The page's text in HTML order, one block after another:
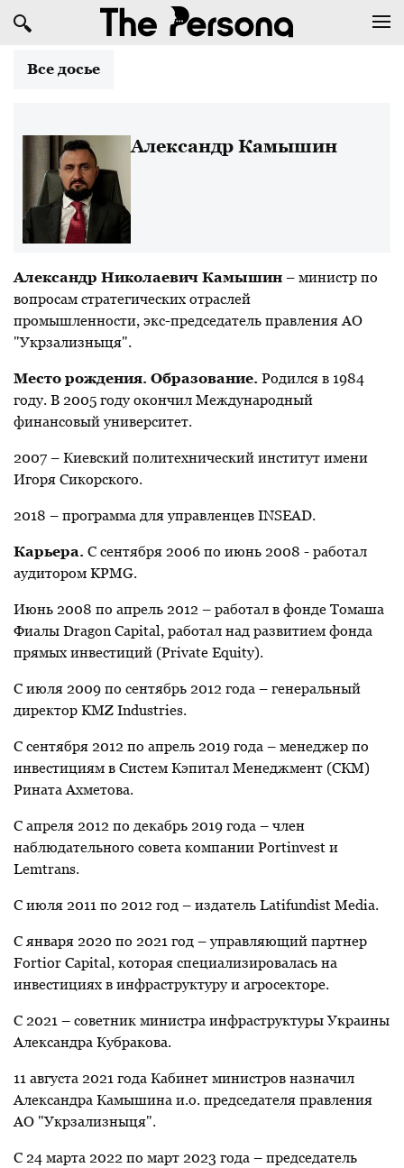
Все досье
Александр Камышин
Александр Николаевич Камышин – министр по
вопросам стратегических отраслей
промышленности, экс-председатель правления АО
"Укрзализныця".
Место рождения. Образование. Родился в 1984
году. В 2005 году окончил Международный
финансовый университет.
2007 – Киевский политехнический институт имени
Игоря Сикорского.
2018 – программа для управленцев INSEAD.
Карьера. С сентября 2006 по июнь 2008 - работал
аудитором KPMG.
Июнь 2008 по апрель 2012 – работал в фонде Томаша
Фиалы Dragon Capital, работал над развитием фонда
прямых инвестиций (Private Equity).
С июля 2009 по сентябрь 2012 года – генеральный
директор KMZ Industries.
С сентября 2012 по апрель 2019 года – менеджер по
инвестициям в Систем Кэпитал Менеджмент (СКМ)
Рината Ахметова.
С апреля 2012 по декабрь 2019 года – член
наблюдательного совета компании Portinvest и
Lemtrans.
С июля 2011 по 2012 год – издатель Latifundist Media.
С января 2020 по 2021 год – управляющий партнер
Fortior Capital, которая специализировалась на
инвестициях в инфраструктуру и агросекторе.
С 2021 – советник министра инфраструктуры Украины
Александра Кубракова.
11 августа 2021 года Кабинет министров назначил
Александра Камышина и.о. председателя правления
АО "Укрзализныця".
С 24 марта 2022 по март 2023 года – председатель